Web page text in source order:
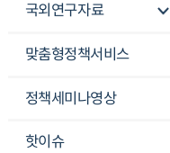
국외연구자료
맞춤형정책서비스
정책세미나영상
핫이슈